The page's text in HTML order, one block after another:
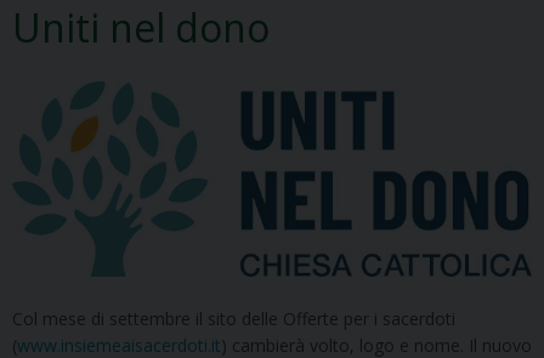
Uniti nel dono
Col mese di settembre il sito delle Offerte per i sacerdoti
(www.insiemeaisacerdoti.it) cambierà volto, logo e nome. Il nuovo